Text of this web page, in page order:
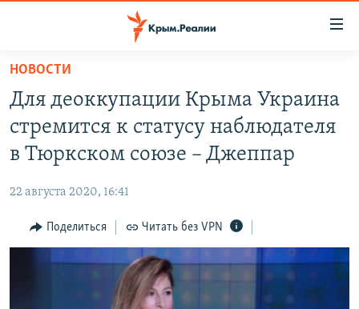
Вернуться
основному
содержанию
Вернутся
главной
навигации
Вернутся
поиску
СПЕЦПРОЕКТЫ
ГРУЗ 200
11 ЛЕТ ОККУПАЦИИ КРЫМА. 11 ИСТОРИЙ СОПРОТИВЛЕНИЯ
ВОДА
ЕЩЕ
ИНТЕРАКТИВ
ТЕЛЕПРОЕКТ КРЫМ.РЕАЛИИ
РАДІО СВОБОДА
КАК ОБОЙТИ БЛОКИРОВКУ
НОВОСТИ
Для деоккупации Крыма Украина
стремится к статусу наблюдателя
в Тюркском союзе – Джеппар
22 августа 2020, 16:41
Поделиться Читать без VPN